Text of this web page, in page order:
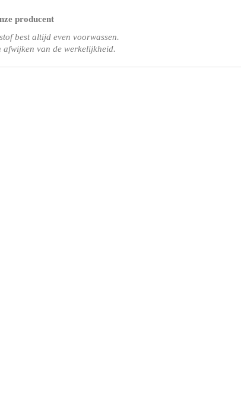
producent
best altijd even voorwassen.
afwijken van de werkelijkheid.